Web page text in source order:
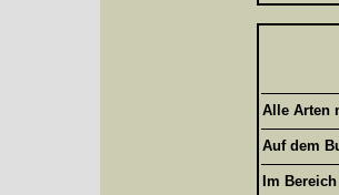
Alle Arten
Auf dem
Im